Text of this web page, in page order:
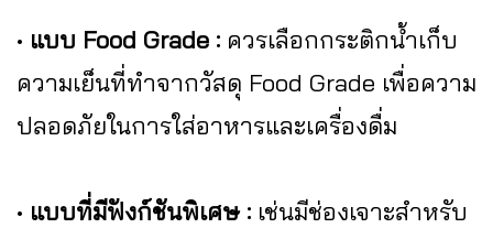
• แบบ Food Grade : ควรเลือกกระติกน้ำเก็บ
ความเย็นที่ทำจากวัสดุ Food Grade เพื่อความ
ปลอดภัยในการใส่อาหารและเครื่องดื่ม
• แบบที่มีฟังก์ชันพิเศษ : เช่นมีช่องเจาะสำหรับ